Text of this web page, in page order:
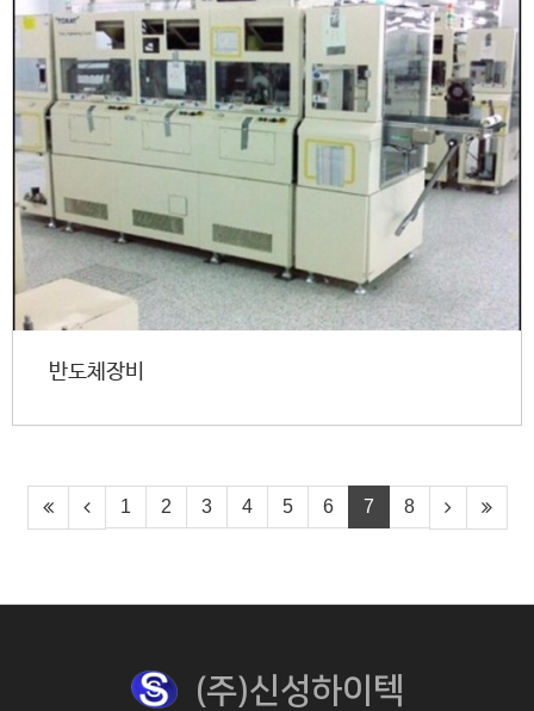
반도체장비
1 2 3 4 5 6 7 8
(주)신성하이텍